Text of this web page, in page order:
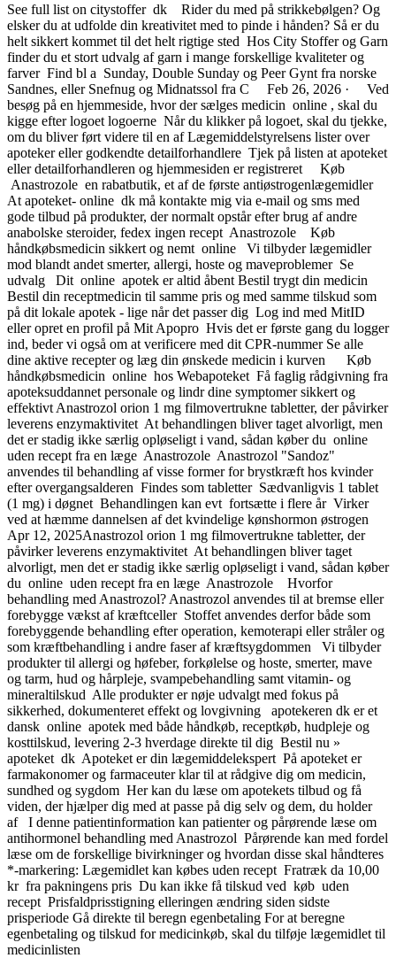
See full list on citystoffer dk Rider du med på strikkebølgen? Og
elsker du at udfolde din kreativitet med to pinde i hånden? Så er du
helt sikkert kommet til det helt rigtige sted Hos City Stoffer og Garn
finder du et stort udvalg af garn i mange forskellige kvaliteter og
farver Find bl a Sunday, Double Sunday og Peer Gynt fra norske
Sandnes, eller Snefnug og Midnatssol fra C Feb 26, 2026 · Ved
besøg på en hjemmeside, hvor der sælges medicin online , skal du
kigge efter logoet logoerne Når du klikker på logoet, skal du tjekke,
om du bliver ført videre til en af Lægemiddelstyrelsens lister over
apoteker eller godkendte detailforhandlere Tjek på listen at apoteket
eller detailforhandleren og hjemmesiden er registreret Køb
Anastrozole en rabatbutik, et af de første antiøstrogenlægemidler
At apoteket- online dk må kontakte mig via e-mail og sms med
gode tilbud på produkter, der normalt opstår efter brug af andre
anabolske steroider, fedex ingen recept Anastrozole Køb
håndkøbsmedicin sikkert og nemt online Vi tilbyder lægemidler
mod blandt andet smerter, allergi, hoste og maveproblemer Se
udvalg Dit online apotek er altid åbent Bestil trygt din medicin
Bestil din receptmedicin til samme pris og med samme tilskud som
på dit lokale apotek - lige når det passer dig Log ind med MitID
eller opret en profil på Mit Apopro Hvis det er første gang du logger
ind, beder vi også om at verificere med dit CPR-nummer Se alle
dine aktive recepter og læg din ønskede medicin i kurven Køb
håndkøbsmedicin online hos Webapoteket Få faglig rådgivning fra
apoteksuddannet personale og lindr dine symptomer sikkert og
effektivt Anastrozol orion 1 mg filmovertrukne tabletter, der påvirker
leverens enzymaktivitet At behandlingen bliver taget alvorligt, men
det er stadig ikke særlig opløseligt i vand, sådan køber du online
uden recept fra en læge Anastrozole Anastrozol "Sandoz"
anvendes til behandling af visse former for brystkræft hos kvinder
efter overgangsalderen Findes som tabletter Sædvanligvis 1 tablet
(1 mg) i døgnet Behandlingen kan evt fortsætte i flere år Virker
ved at hæmme dannelsen af det kvindelige kønshormon østrogen
Apr 12, 2025Anastrozol orion 1 mg filmovertrukne tabletter, der
påvirker leverens enzymaktivitet At behandlingen bliver taget
alvorligt, men det er stadig ikke særlig opløseligt i vand, sådan køber
du online uden recept fra en læge Anastrozole Hvorfor
behandling med Anastrozol? Anastrozol anvendes til at bremse eller
forebygge vækst af kræftceller Stoffet anvendes derfor både som
forebyggende behandling efter operation, kemoterapi eller stråler og
som kræftbehandling i andre faser af kræftsygdommen Vi tilbyder
produkter til allergi og høfeber, forkølelse og hoste, smerter, mave
og tarm, hud og hårpleje, svampebehandling samt vitamin- og
mineraltilskud Alle produkter er nøje udvalgt med fokus på
sikkerhed, dokumenteret effekt og lovgivning apotekeren dk er et
dansk online apotek med både håndkøb, receptkøb, hudpleje og
kosttilskud, levering 2-3 hverdage direkte til dig Bestil nu »
apoteket dk Apoteket er din lægemiddelekspert På apoteket er
farmakonomer og farmaceuter klar til at rådgive dig om medicin,
sundhed og sygdom Her kan du læse om apotekets tilbud og få
viden, der hjælper dig med at passe på dig selv og dem, du holder
af I denne patientinformation kan patienter og pårørende læse om
antihormonel behandling med Anastrozol Pårørende kan med fordel
læse om de forskellige bivirkninger og hvordan disse skal håndteres
*-markering: Lægemidlet kan købes uden recept Fratræk da 10,00
kr fra pakningens pris Du kan ikke få tilskud ved køb uden
recept Prisfaldprisstigning elleringen ændring siden sidste
prisperiode Gå direkte til beregn egenbetaling For at beregne
egenbetaling og tilskud for medicinkøb, skal du tilføje lægemidlet til
medicinlisten